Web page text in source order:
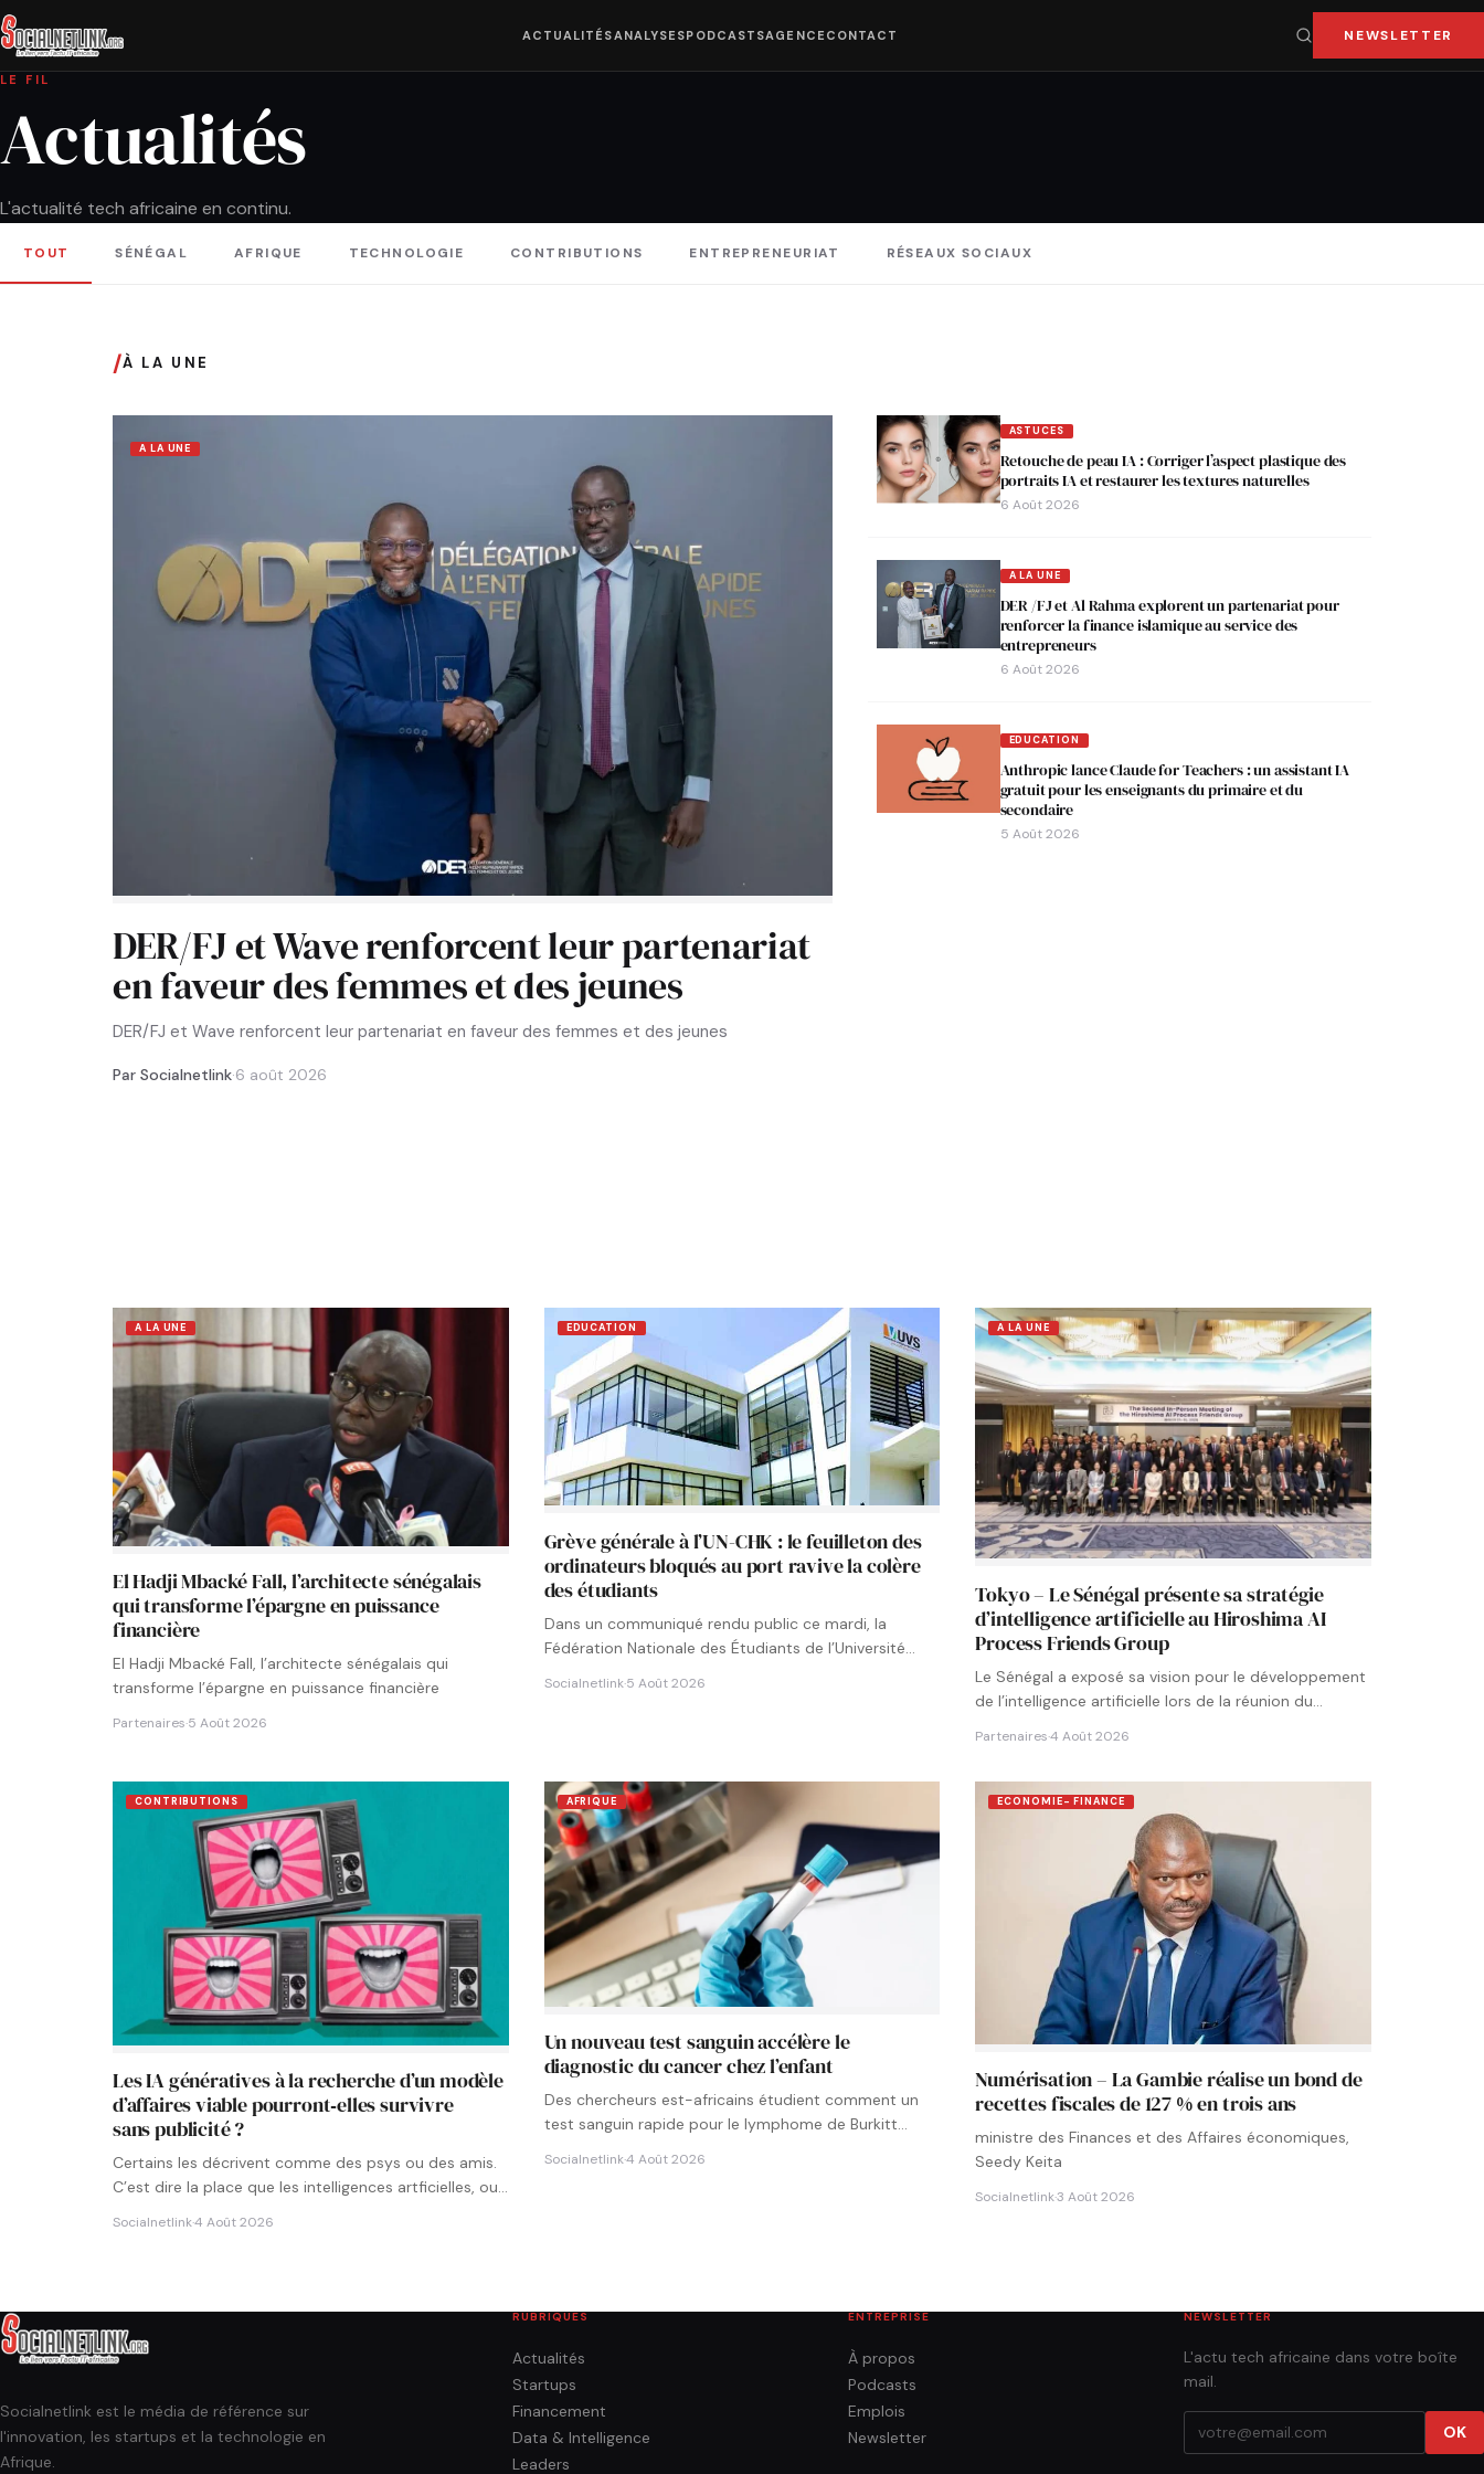
ACTUALITÉSANALYSESPODCASTSAGENCE CONTACT NEWSLETTER
LE FIL
Actualités
L'actualité tech africaine en continu.
TOUT SÉNÉGAL AFRIQUE TECHNOLOGIE CONTRIBUTIONS ENTREPRENEURIAT RÉSEAUX SOCIAUX
/À LA UNE
A LA UNE
DER/FJ et Wave renforcent leur partenariat
en faveur des femmes et des jeunes
DER/FJ et Wave renforcent leur partenariat en faveur des femmes et des jeunes
Par Socialnetlink·6 août 2026
ASTUCES
Retouche de peau IA : Corriger l’aspect plastique des
portraits IA et restaurer les textures naturelles
6 Août 2026
A LA UNE
DER /FJ et Al Rahma explorent un partenariat pour
renforcer la finance islamique au service des
entrepreneurs
6 Août 2026
EDUCATION
Anthropic lance Claude for Teachers : un assistant IA
gratuit pour les enseignants du primaire et du
secondaire
5 Août 2026
A LA UNE
El Hadji Mbacké Fall, l’architecte sénégalais
qui transforme l’épargne en puissance
financière
El Hadji Mbacké Fall, l’architecte sénégalais qui
transforme l’épargne en puissance financière
Partenaires·5 Août 2026
EDUCATION
Grève générale à l’UN-CHK : le feuilleton des
ordinateurs bloqués au port ravive la colère
des étudiants
Dans un communiqué rendu public ce mardi, la
Fédération Nationale des Étudiants de l’Université
Socialnetlink·5 Août 2026
A LA UNE
Tokyo – Le Sénégal présente sa stratégie
d’intelligence artificielle au Hiroshima AI
Process Friends Group
Le Sénégal a exposé sa vision pour le développement
de l’intelligence artificielle lors de la réunion du
Partenaires·4 Août 2026
CONTRIBUTIONS
Les IA génératives à la recherche d’un modèle
d’affaires viable pourront‑elles survivre
sans publicité ?
Certains les décrivent comme des psys ou des amis.
C’est dire la place que les intelligences artficielles, ou…
Socialnetlink·4 Août 2026
AFRIQUE
Un nouveau test sanguin accélère le
diagnostic du cancer chez l’enfant
Des chercheurs est-africains étudient comment un
test sanguin rapide pour le lymphome de Burkitt
Socialnetlink·4 Août 2026
ECONOMIE- FINANCE
Numérisation – La Gambie réalise un bond de
recettes fiscales de 127 % en trois ans
ministre des Finances et des Affaires économiques,
Seedy Keita
Socialnetlink·3 Août 2026
Socialnetlink est le média de référence sur
l'innovation, les startups et la technologie en
Afrique.
RUBRIQUES
Actualités
Startups
Financement
Data & Intelligence
Leaders
ENTREPRISE
À propos
Podcasts
Emplois
Newsletter
NEWSLETTER
L'actu tech africaine dans votre boîte
mail.
OK